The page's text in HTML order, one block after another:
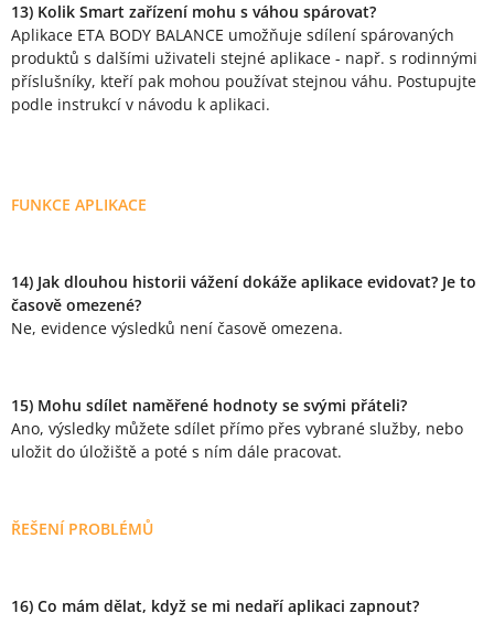
13) Kolik Smart zařízení mohu s váhou spárovat?
Aplikace ETA BODY BALANCE umožňuje sdílení spárovaných
produktů s dalšími uživateli stejné aplikace - např. s rodinnými
příslušníky, kteří pak mohou používat stejnou váhu. Postupujte
podle instrukcí v návodu k aplikaci.
FUNKCE APLIKACE
14) Jak dlouhou historii vážení dokáže aplikace evidovat? Je to
časově omezené?
Ne, evidence výsledků není časově omezena.
15) Mohu sdílet naměřené hodnoty se svými přáteli?
Ano, výsledky můžete sdílet přímo přes vybrané služby, nebo
uložit do úložiště a poté s ním dále pracovat.
ŘEŠENÍ PROBLÉMŮ
16) Co mám dělat, když se mi nedaří aplikaci zapnout?